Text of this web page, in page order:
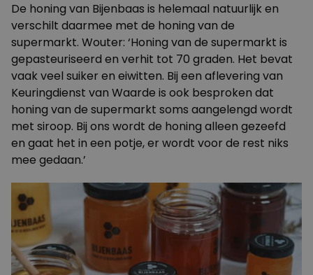
De honing van Bijenbaas is helemaal natuurlijk en
verschilt daarmee met de honing van de
supermarkt. Wouter: ‘Honing van de supermarkt is
gepasteuriseerd en verhit tot 70 graden. Het bevat
vaak veel suiker en eiwitten. Bij een aflevering van
Keuringdienst van Waarde is ook besproken dat
honing van de supermarkt soms aangelengd wordt
met siroop. Bij ons wordt de honing alleen gezeefd
en gaat het in een potje, er wordt voor de rest niks
mee gedaan.’